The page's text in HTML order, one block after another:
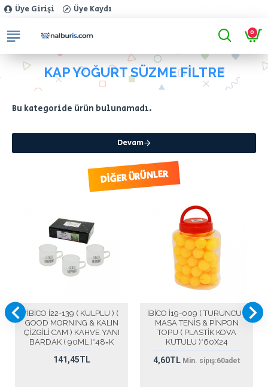
Üye Girişi Üye Kaydı
0
KAP YOĞURT SÜZME FİLTRE
Bu kategoride ürün bulunamadı.
Devam
DIĞER ÜRÜNLER
*İBİCO İ22-139 ( KULPLU ) (
GOOD MORNING & KALIN
ÇİZGİLİ CAM ) KAHVE YANI
BARDAK ( 90ML )*48=K
141,45TL
İBİCO İ19-009 ( TURUNCU )
MASA TENİS & PİNPON
TOPU ( PLASTİK KOVA
KUTULU )*60X24
4,60TL Min. sipış:60adet